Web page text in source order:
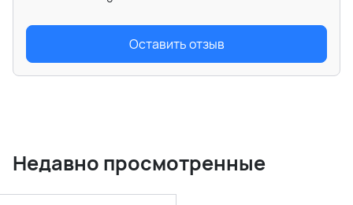
Оставить отзыв
Недавно просмотренные